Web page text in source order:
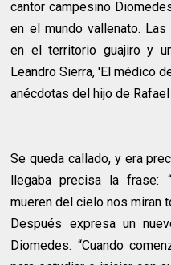
cantor campesino
en el mundo vallenato.
en el territorio guajiro y
Leandro Sierra, 'El médico
anécdotas del hijo de Rafael
Se queda callado, y era
llegaba precisa la frase:
mueren del cielo nos miran
Después expresa un
Diomedes. “Cuando